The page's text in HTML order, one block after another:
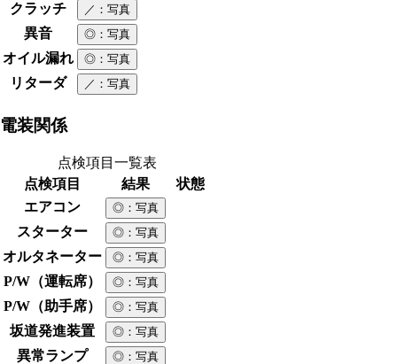
クラッチ ／ ：写真
異音 ◎ ：写真
オイル漏れ ◎ ：写真
リターダ ／ ：写真
電装関係
点検項目一覧表
点検項目
結果
状態
エアコン
◎ ：写真
スターター ◎ ：写真
オルタネーター ◎ ：写真
P/W（運転席） ◎ ：写真
P/W（助手席） ◎ ：写真
坂道発進装置 ◎ ：写真
異常ランプ ◎ ：写真